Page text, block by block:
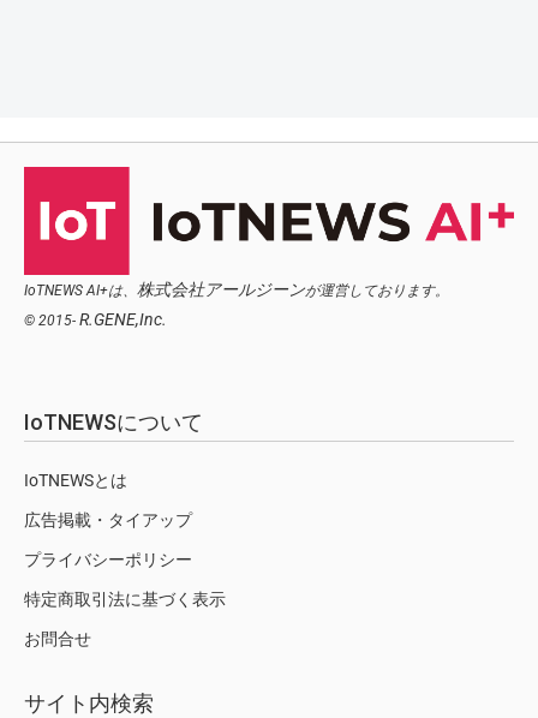
IoTNEWS AI+は、 株式会社アールジーンが運営しております。
© 2015- R.GENE,Inc.
IoTNEWSについて
IoTNEWSとは
広告掲載・タイアップ
プライバシーポリシー
特定商取引法に基づく表示
お問合せ
サイト内検索